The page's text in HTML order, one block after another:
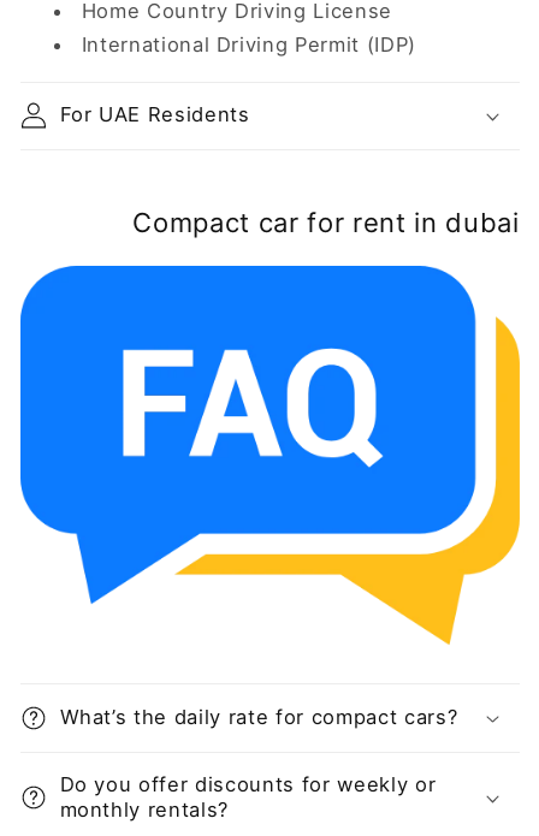
Home Country Driving License
International Driving Permit (IDP)
For UAE Residents
Compact car for rent in dubai
What’s the daily rate for compact cars?
Do you offer discounts for weekly or
monthly rentals?